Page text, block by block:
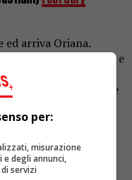
ed arriva Oriana.
solo come un’amica e
scorsa puntata
male vedere Daniele
a sta ragazza”
le ha detto
perché si sta
per:
misurazione
degli annunci,
servizi